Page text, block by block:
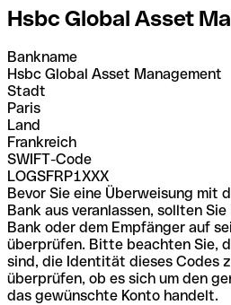
Hsbc Global Asset
Bankname
Hsbc Global Asset Management
Stadt
Paris
Land
Frankreich
SWIFT-Code
LOGSFRP1XXX
Bevor Sie eine Überweisung mit
Bank aus veranlassen, sollten
Bank oder dem Empfänger auf
überprüfen. Bitte beachten Sie,
sind, die Identität dieses Codes
überprüfen, ob es sich um den
das gewünschte Konto handelt.